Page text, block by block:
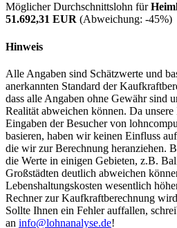
Möglicher Durchschnittslohn für
51.692,31 EUR (Abweichung: -45%)
Hinweis
Alle Angaben sind Schätzwerte und
anerkannten Standard der
dass alle Angaben ohne Gewähr sind
Realität abweichen können. Da
Eingaben der Besucher von
basieren, haben wir keinen Einfluss
die wir zur Berechnung heranziehen.
die Werte in einigen Gebieten, z.B.
Großstädten deutlich abweichen
Lebenshaltungskosten wesentlich
Rechner zur Kaufkraftberechnung
Sollte Ihnen ein Fehler auffallen,
an info@lohnanalyse.de!